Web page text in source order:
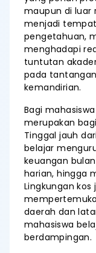
maupun di luar
menjadi
pengetahuan,
menghadapi
tuntutan
pada
kemandirian.
Bagi
merupakan
Tinggal jauh
belajar
keuangan
harian, hingga
Lingkungan
daerah dan
mahasiswa
berdampingan.